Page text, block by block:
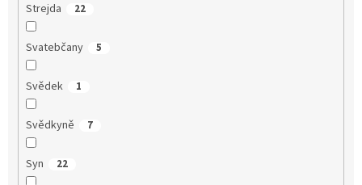
Strejda 22
Svatebčany 5
Svědek 1
Svědkyně 7
Syn 22